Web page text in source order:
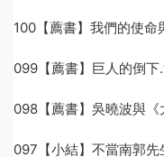
100【薦書】我們的使命
099【薦書】巨人的倒下
098【薦書】吳曉波與
097【小結】不當南郭先